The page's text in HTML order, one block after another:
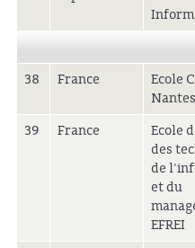
38 France
Ecole
Nantes
39 France
Ecole
des
de
et du
EFREI